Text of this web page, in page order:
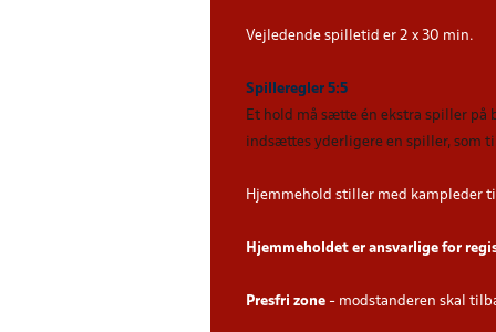
Vejledende spilletid er 2 x 30 min.
Spilleregler 5:5
Et hold må sætte én ekstra spiller på
indsættes yderligere en spiller, som
Hjemmehold stiller med kampleder
Hjemmeholdet er ansvarlige for
Presfri zone - modstanderen skal